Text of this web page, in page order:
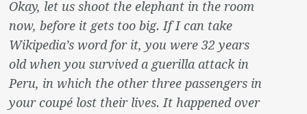
Okay, let us shoot the elephant in the room
now, before it gets too big. If I can take
Wikipedia’s word for it, you were 32 years
old when you survived a guerilla attack in
Peru, in which the other three passengers in
your coupé lost their lives. It happened over